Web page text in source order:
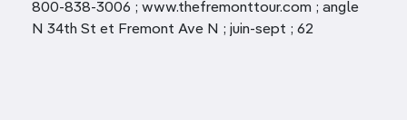
800-838-3006 ; www.thefremonttour.com ; angle
N 34th St et Fremont Ave N ; juin-sept ; 62